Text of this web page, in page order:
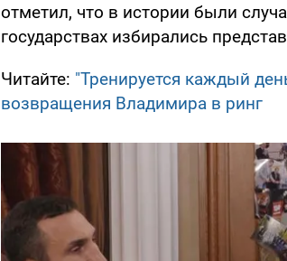
отметил, что в истории были
государствах избирались
Читайте: "Тренируется каждый
возвращения Владимира в ринг